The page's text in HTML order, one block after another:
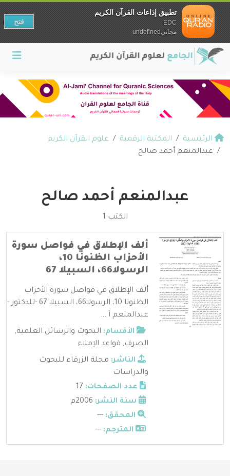
الرئيسية المكتبة الرقمية
علوم القرآن الكريم
عبدالمنعم أحمد صالح
عبدالمنعم أحمد صالح
الكتب 1
ألف الإطلاق في فواصل سورة
الأحزاب الظنونا 10،
الرسولا66، السبيلا 67
ألف الإطلاق في فواصل سورة الأحزاب
الظنونا 10، الرسولا66، السبيلا 67 -للدكتور -
عبدالمنعم أ ...
الأقسام: البحوث والرسائل العلمية,
الصرف, قواعد الإملاء
الناشر: مجلة الزرقاء للبحوث
والدراسات
عدد الصفحات:
سنة النشر:
المحقق: ---
المترجم: ---
تطبيق إذاعات القرآن الكريم
EDC
مجانيundefined
فتح